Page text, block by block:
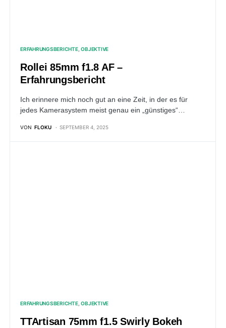
ERFAHRUNGSBERICHTE OBJEKTIVE
Rollei 85mm f1.8 AF –
Erfahrungsbericht
Ich erinnere mich noch gut an eine Zeit, in der es für
jedes Kamerasystem meist genau ein „günstiges“…
VON FLOKU SEPTEMBER 4, 2025
ERFAHRUNGSBERICHTE OBJEKTIVE
TTArtisan 75mm f1.5 Swirly Bokeh